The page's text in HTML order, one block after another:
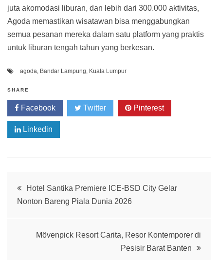
juta akomodasi liburan, dan lebih dari 300.000 aktivitas,
Agoda memastikan wisatawan bisa menggabungkan
semua pesanan mereka dalam satu platform yang praktis
untuk liburan tengah tahun yang berkesan.
agoda, Bandar Lampung, Kuala Lumpur
SHARE
Facebook Twitter Pinterest
Linkedin
Post
navigation
Hotel Santika Premiere ICE-BSD City Gelar
Nonton Bareng Piala Dunia 2026
Mövenpick Resort Carita, Resor Kontemporer di
Pesisir Barat Banten